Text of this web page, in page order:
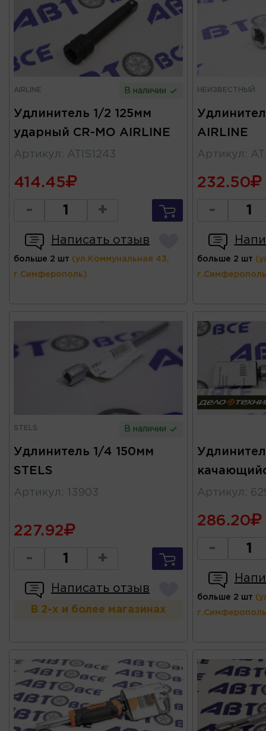
AIRLINE В наличии
Удлинитель 1/2 125мм
ударный CR-MO AIRLINE
Артикул : ATIS1243
414.45
- +
Написать отзыв
больше 2 шт (ул.Коммунальная 43,
г.Симферополь)
НЕИЗВЕСТНЫЙ
AIRLINE
Артикул :
232.50
-
больше 2 шт
STELS В наличии
Удлинитель 1/4 150мм
STELS
Артикул : 13903
227.92
- +
Написать отзыв
В 2-х и более магазинах
Артикул :
286.20
-
больше 2 шт